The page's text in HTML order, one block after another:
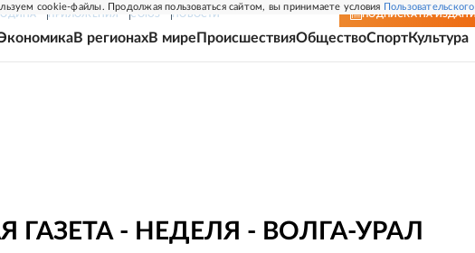
cookie-файлы. Продолжая пользоваться сайтом, вы принимаете условия
ПРИЛОЖЕНИЯ СОЮЗ НОВОСТИ ПОДПИСКА НА
В регионахВ мире ПроисшествияОбществоСпортКультура
ГАЗЕТА - НЕДЕЛЯ - ВОЛГА-УРАЛ